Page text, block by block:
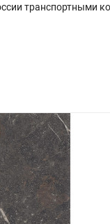
транспортными